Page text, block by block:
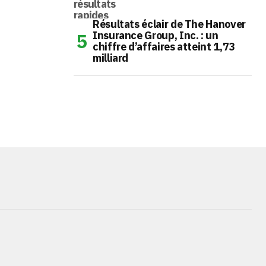
Résultats éclair de The Hanover
Insurance Group, Inc. : un
chiffre d’affaires atteint 1,73
milliard